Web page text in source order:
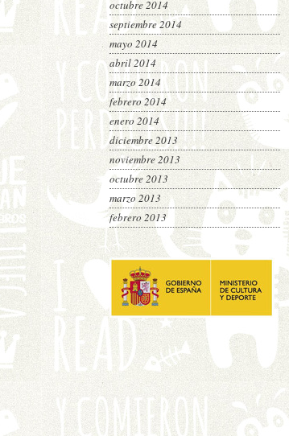
octubre 2014
septiembre 2014
mayo 2014
abril 2014
marzo 2014
febrero 2014
enero 2014
diciembre 2013
noviembre 2013
octubre 2013
marzo 2013
febrero 2013